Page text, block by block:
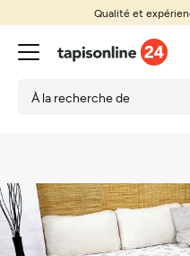
Qualité et